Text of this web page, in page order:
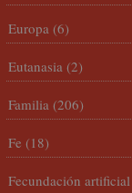
Europa (6)
Eutanasia (2)
Familia (206)
Fe (18)
Fecundación artificial